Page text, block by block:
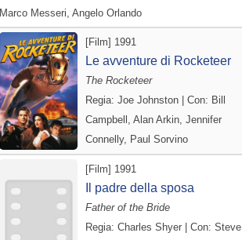
Marco Messeri, Angelo Orlando
[Film] 1991
Le avventure di Rocketeer
The Rocketeer
Regia: Joe Johnston | Con: Bill
Campbell, Alan Arkin, Jennifer
Connelly, Paul Sorvino
[Film] 1991
Il padre della sposa
Father of the Bride
Regia: Charles Shyer | Con: Steve